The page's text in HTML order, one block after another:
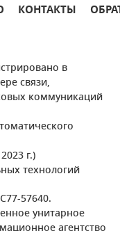
КОНТАКТЫ
в
связи,
коммуникаций
г.)
технологий
57640.
унитарное